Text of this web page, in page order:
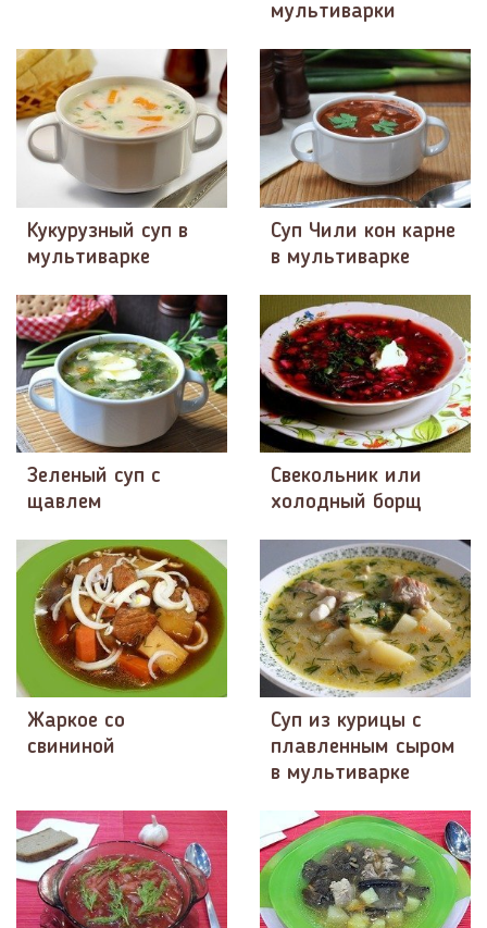
мультиварки
Кукурузный суп в
мультиварке
Суп Чили кон карне
в мультиварке
Зеленый суп с
щавлем
Свекольник или
холодный борщ
Жаркое со
свининой
Суп из курицы с
плавленным сыром
в мультиварке